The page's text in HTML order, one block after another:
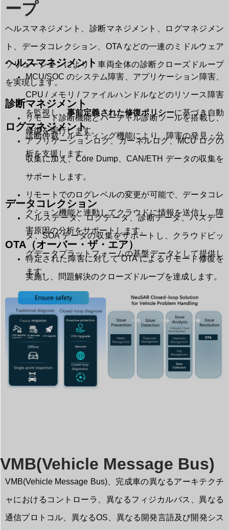
ープ
ヘルスマネジメント、診断マネジメント、ログマネジメン
ト、データコレクション、OTA などの一連のミドルウェア
ソリューションにより、車両全体の診断クローズドループ
を実現します。
ヘルスマネジメント
MCU/SOC のシステム障害、アプリケーション障害、
CPU / メモリ / ファイルハンドルなどのリソース障害
を監視し、 事前定義された修復ポリシーに基づき自動
修復を実行します。
診断マネジメント
リモート診断機能とバーチャル診断ツールを搭載し、
診断仲裁・ルーティング機能により、障害の発見・分
析を支援します。
ログマネジメント
アプリケーションログ、カーネルログ、MCU ログの
収集に加え、Core Dump、CAN/ETH データの収集を
サポートします。
リモートでのログレベルの変更が可能で、データコレ
クション機能と連動してクラウドに情報を送信し、障
害原因の分析をサポートします。
データコレクション
ヘルスデータ、ログデータ、診断データ、バスデー
タ、SOA データの収集をサポートし、クラウドビッ
グデータプラットフォームの基盤データとして提供し
ます。
OTA（オーバー・ザ・エア）
特定された障害に対して OTA によるリモート修復を
実施し、問題解決のクローズドループを達成します。
VMB(Vehicle Message Bus)
VMB(Vehicle Message Bus)、完成車の異なるアーキテクチ
ャにおけるコントローラ、異なるフィジカルバス、異なる
通信プロトコル、異なるOS、異なる開発言語及び開発シス